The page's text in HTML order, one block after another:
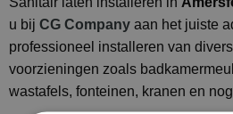
u bij CG Company aan het juiste
professioneel installeren van
voorzieningen zoals
wastafels, fonteinen, kranen en